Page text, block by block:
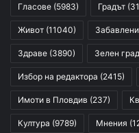
Гласове (5983) Градът
Живот (11040)
Здраве (3890) Зелен град
Избор на редактора (2415)
Имоти в Пловдив (237)
Култура (9789) Мнения